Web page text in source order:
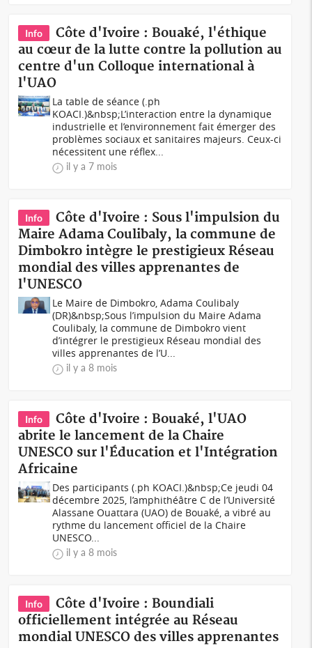
Info
Côte d'Ivoire : Bouaké, l'éthique
au cœur de la lutte contre la pollution au
centre d'un Colloque international à
l'UAO
La table de séance (.ph
KOACI.)&nbsp;L’interaction entre la dynamique
industrielle et l’environnement fait émerger des
problèmes sociaux et sanitaires majeurs. Ceux-ci
nécessitent une réflex...
il y a 7 mois
Info
Côte d'Ivoire : Sous l'impulsion du
Maire Adama Coulibaly, la commune de
Dimbokro intègre le prestigieux Réseau
mondial des villes apprenantes de
l'UNESCO
Le Maire de Dimbokro, Adama Coulibaly
(DR)&nbsp;Sous l’impulsion du Maire Adama
Coulibaly, la commune de Dimbokro vient
d’intégrer le prestigieux Réseau mondial des
villes apprenantes de l’U...
il y a 8 mois
Info
Côte d'Ivoire : Bouaké, l'UAO
abrite le lancement de la Chaire
UNESCO sur l'Éducation et l'Intégration
Africaine
Des participants (.ph KOACI.)&nbsp;Ce jeudi 04
décembre 2025, l’amphithéâtre C de l’Université
Alassane Ouattara (UAO) de Bouaké, a vibré au
rythme du lancement officiel de la Chaire
UNESCO...
il y a 8 mois
Info
Côte d'Ivoire : Boundiali
officiellement intégrée au Réseau
mondial UNESCO des villes apprenantes